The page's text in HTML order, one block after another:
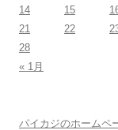
14
15
21
22
28
« 1月
パイカジのホームペ